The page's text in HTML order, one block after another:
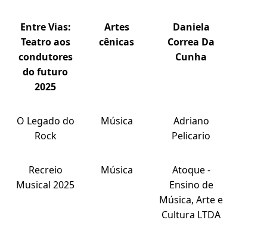
Entre Vias:
Teatro aos
condutores
do futuro
2025
Artes
cênicas
Daniela
Correa Da
Cunha
O Legado do
Rock
Música
Adriano
Pelicario
Recreio
Musical 2025
Música
Atoque -
Ensino de
Música, Arte e
Cultura LTDA